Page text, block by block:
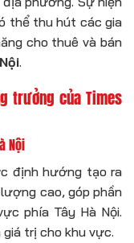
thể thu hút các gia
cho thuê và bán
.
trưởng của Times
Nội
định hướng tạo ra
cao, góp phần
phía Tây Hà Nội.
trị cho khu vực.